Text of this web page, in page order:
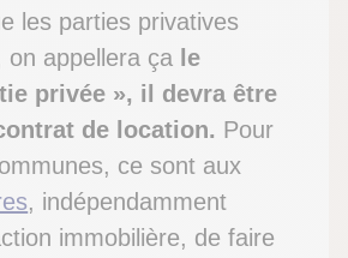
les parties privatives
on appellera ça le
privée », il devra être
de location. Pour
ce sont aux
, indépendamment
immobilière, de faire